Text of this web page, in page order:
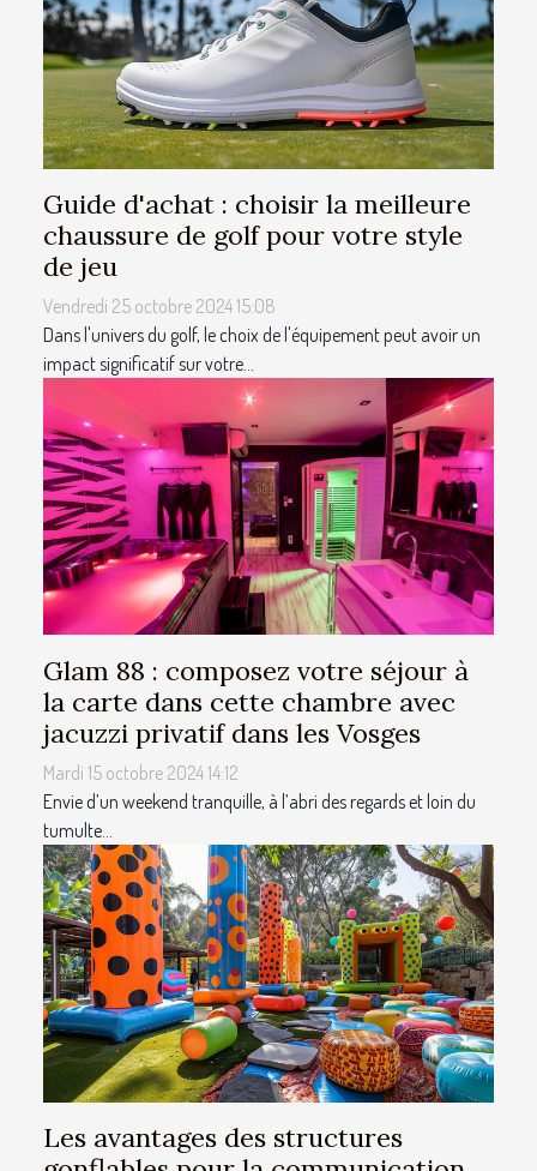
Guide d'achat : choisir la meilleure
chaussure de golf pour votre style
de jeu
Vendredi 25 octobre 2024 15:08
Dans l'univers du golf, le choix de l'équipement peut avoir un
impact significatif sur votre...
Glam 88 : composez votre séjour à
la carte dans cette chambre avec
jacuzzi privatif dans les Vosges
Mardi 15 octobre 2024 14:12
Envie d’un weekend tranquille, à l’abri des regards et loin du
tumulte...
Les avantages des structures